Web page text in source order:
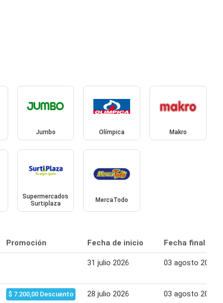
Jumbo Olímpica Makro
Supermercados
Surtiplaza
MercaTodo
Promoción Fecha de inicio Fecha final
31 julio 2026 03 agosto 2026
$ 7.200,00 Descuento 28 julio 2026 03 agosto 2026